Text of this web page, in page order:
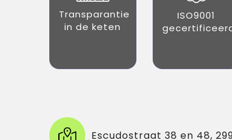
Transparantie
in de keten
ISO9001
Escudostraat 38 en 48,